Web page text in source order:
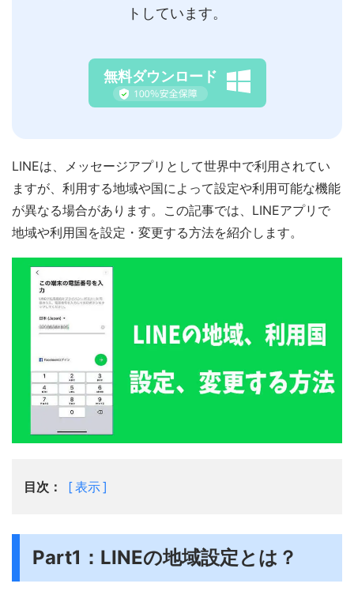
トしています。
無料ダウンロード
LINEは、メッセージアプリとして世界中で利用されてい
ますが、利用する地域や国によって設定や利用可能な機能
が異なる場合があります。この記事では、LINEアプリで
地域や利用国を設定・変更する方法を紹介します。
目次： 表示
Part1：LINEの地域設定とは？